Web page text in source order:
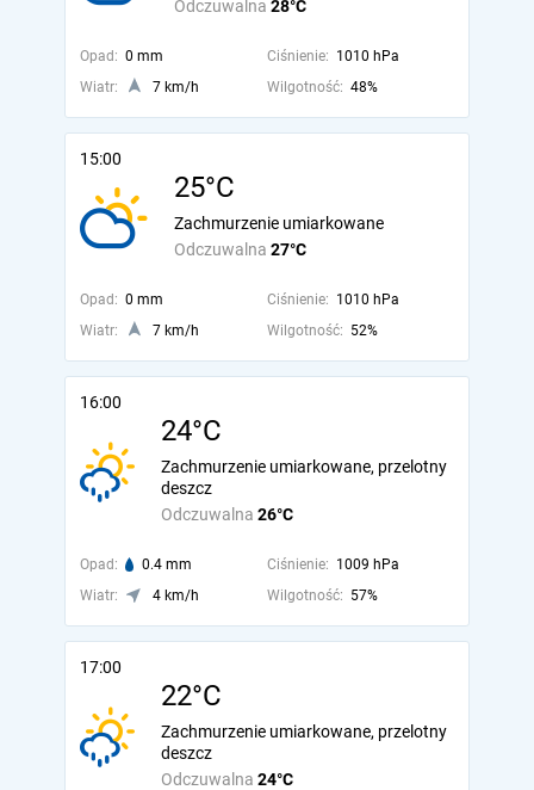
Odczuwalna 28°C
Opad: 0 mm Ciśnienie: 1010 hPa
Wiatr:
7 km/h Wilgotność: 48%
15:00
25°C
Odczuwalna 27°C
Zachmurzenie umiarkowane
Opad: 0 mm Ciśnienie: 1010 hPa
Wiatr:
7 km/h Wilgotność: 52%
16:00
24°C
Odczuwalna 26°C
Zachmurzenie umiarkowane, przelotny
deszcz
Opad: 0.4 mm Ciśnienie: 1009 hPa
Wiatr:
4 km/h Wilgotność: 57%
17:00
22°C
Odczuwalna 24°C
Zachmurzenie umiarkowane, przelotny
deszcz